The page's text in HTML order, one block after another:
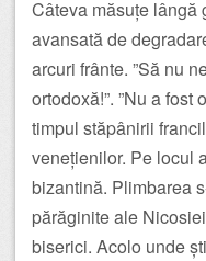
Câteva măsuțe lângă
avansată de
arcuri frânte. ”Să nu
ortodoxă!”. ”Nu a
timpul stăpânirii
venețienilor. Pe locul
bizantină. Plimbarea
părăginite ale
biserici. Acolo unde